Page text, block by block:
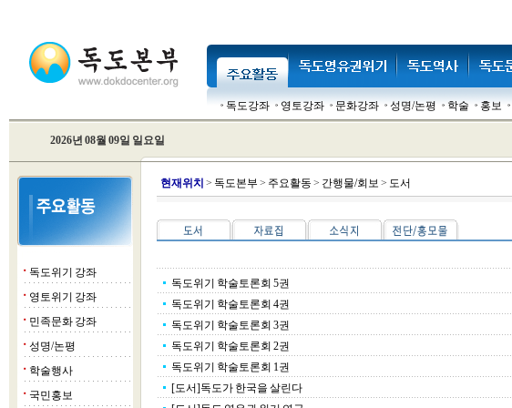
독도강좌 영토강좌 문화강좌 성명/논평 학술 홍보
2026년 08월 09일 일요일
■ 독도위기 강좌
■ 영토위기 강좌
■ 민족문화 강좌
■ 성명/논평
■ 학술행사
■ 국민홍보
현재위치 > 독도본부 > 주요활동 > 간행물/회보 > 도서
독도위기 학술토론회 5권
독도위기 학술토론회 4권
독도위기 학술토론회 3권
독도위기 학술토론회 2권
독도위기 학술토론회 1권
[도서]독도가 한국을 살린다